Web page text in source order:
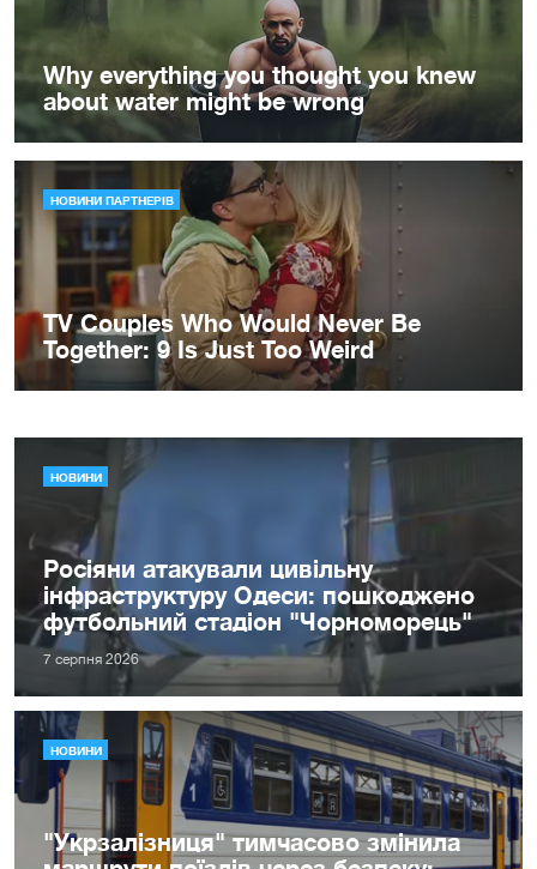
НОВИНИ
Росіяни атакували цивільну
інфраструктуру Одеси: пошкоджено
футбольний стадіон "Чорноморець"
7 серпня 2026
НОВИНИ
"Укрзалізниця" тимчасово змінила